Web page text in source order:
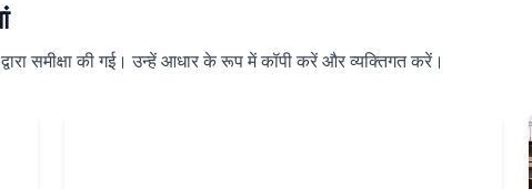
समीक्षा की गई। उन्हें आधार के रूप में कॉपी करें और व्यक्तिगत करें।